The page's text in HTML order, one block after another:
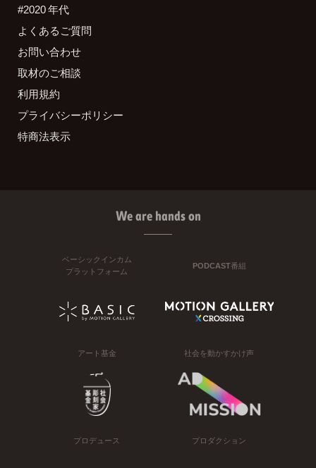
#2020 年代
よくあるご質問
お問い合わせ
取材のご相談
利用規約
プライバシーポリシー
特商法表示
We are hands on
ベーシックインカム
プラットフォーム
PODCAST番組
アート基金 社会を動かすかけ声
プロデュース プロダクション